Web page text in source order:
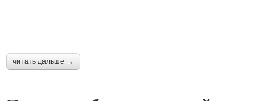
читать дальше →